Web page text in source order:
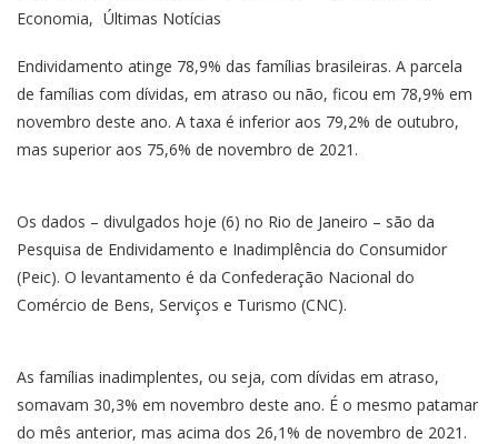
Economia
Últimas Notícias
Endividamento atinge 78,9% das famílias brasileiras. A parcela
de famílias com dívidas, em atraso ou não, ficou em 78,9% em
novembro deste ano. A taxa é inferior aos 79,2% de outubro,
mas superior aos 75,6% de novembro de 2021.
Os dados – divulgados hoje (6) no Rio de Janeiro – são da
Pesquisa de Endividamento e Inadimplência do Consumidor
(Peic). O levantamento é da Confederação Nacional do
Comércio de Bens, Serviços e Turismo (CNC).
As famílias inadimplentes, ou seja, com dívidas em atraso,
somavam 30,3% em novembro deste ano. É o mesmo patamar
do mês anterior, mas acima dos 26,1% de novembro de 2021.